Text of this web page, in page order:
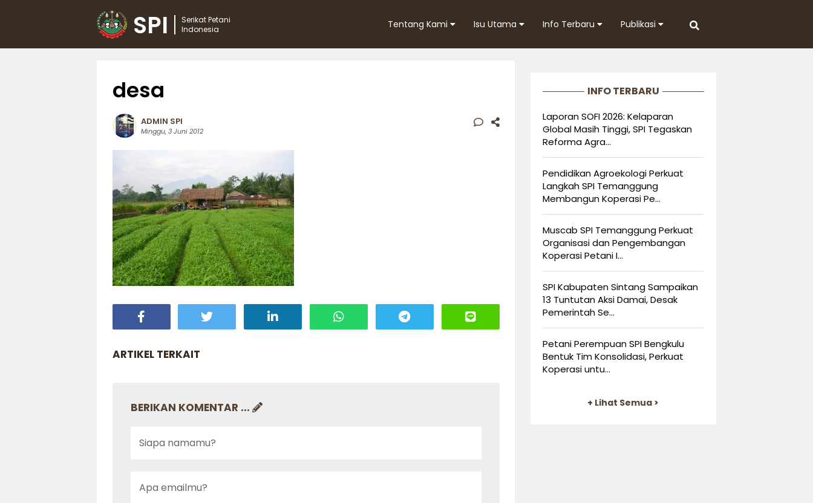
SPI
Serikat Petani
Indonesia
Tentang Kami Isu Utama Info Terbaru Publikasi
desa
ADMIN SPI
Minggu, 3 Juni 2012
ARTIKEL TERKAIT
BERIKAN KOMENTAR ...
INFO TERBARU
Laporan SOFI 2026: Kelaparan
Global Masih Tinggi, SPI Tegaskan
Reforma Agra...
Pendidikan Agroekologi Perkuat
Langkah SPI Temanggung
Membangun Koperasi Pe...
Muscab SPI Temanggung Perkuat
Organisasi dan Pengembangan
Koperasi Petani I...
SPI Kabupaten Sintang Sampaikan
13 Tuntutan Aksi Damai, Desak
Pemerintah Se...
Petani Perempuan SPI Bengkulu
Bentuk Tim Konsolidasi, Perkuat
Koperasi untu...
+ Lihat Semua >